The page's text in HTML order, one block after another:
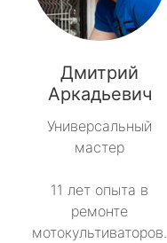
Дмитрий
Аркадьевич
Универсальный
мастер
11 лет опыта в
ремонте
мотокультиваторов.